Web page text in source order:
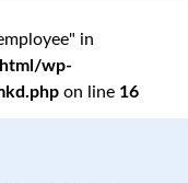
in
wp-
on line 16